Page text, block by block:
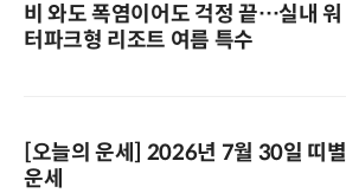
비 와도 폭염이어도 걱정 끝…실내 워
터파크형 리조트 여름 특수
[오늘의 운세] 2026년 7월 30일 띠별
운세